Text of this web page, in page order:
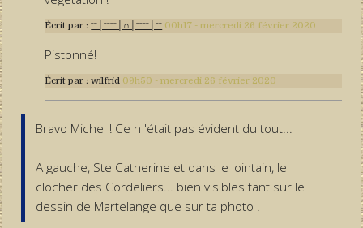
Écrit par :ˉˉ│ˉˉˉˉ│∩│ˉˉˉˉ│ˉˉ 00h17 -mercredi 26 février 2020
Pistonné!
Écrit par :wilfrid 09h50 -mercredi 26 février 2020
Bravo Michel ! Ce n 'était pas évident du tout...
A gauche, Ste Catherine et dans le lointain, le
clocher des Cordeliers... bien visibles tant sur le
dessin de Martelange que sur ta photo !